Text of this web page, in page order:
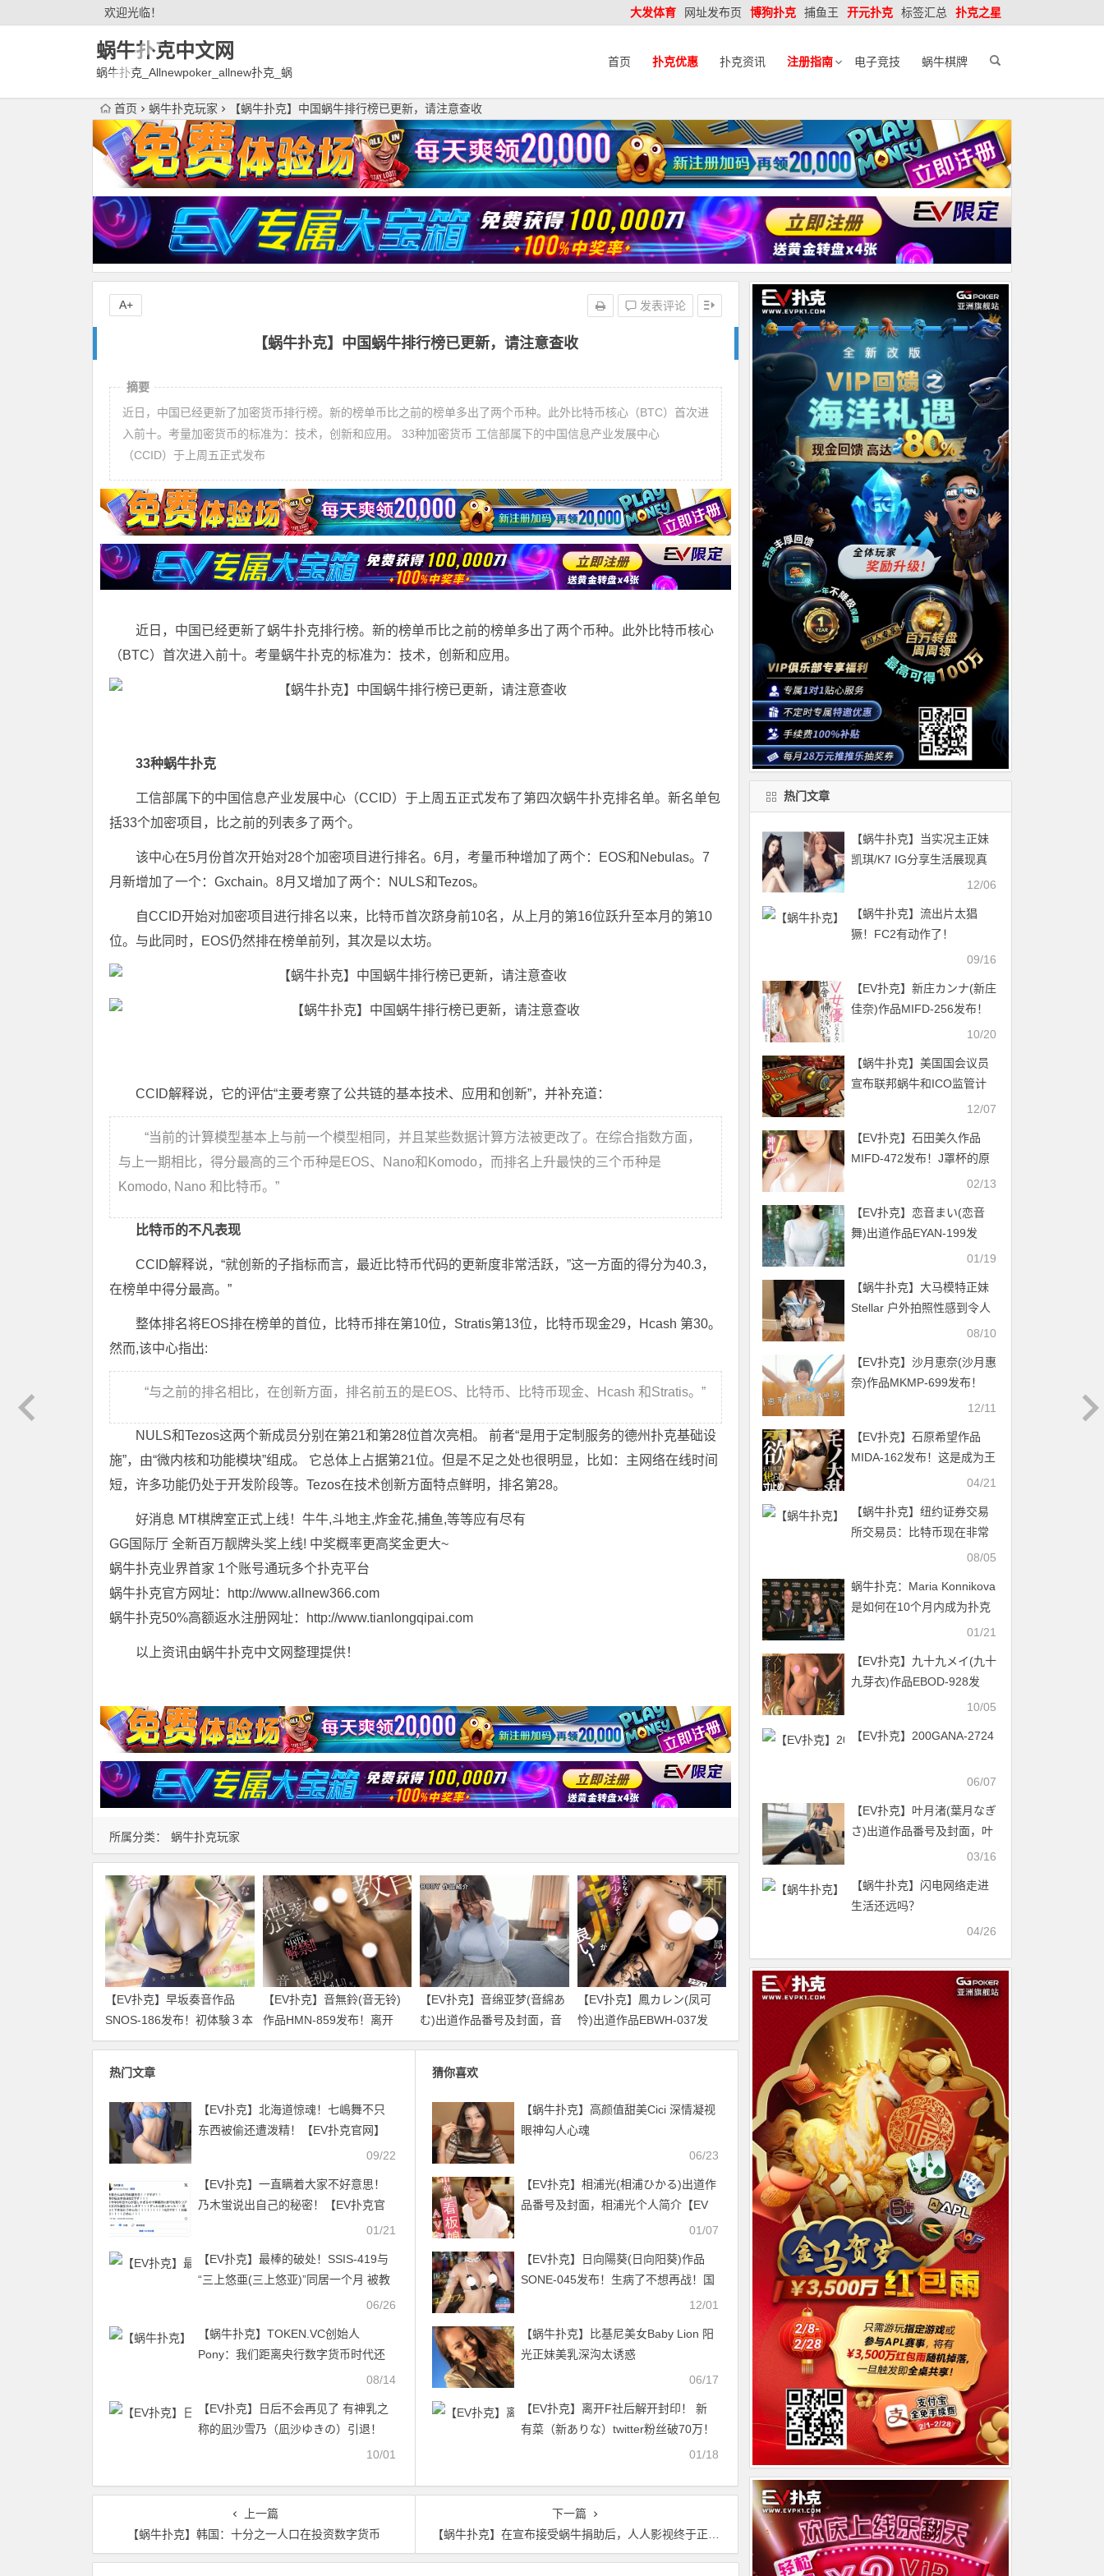
欢迎光临！ 大发体育 网址发布页 博狗扑克 捕鱼王 开元扑克 标签汇总 扑克之星
蜗牛扑克中文网
蜗牛扑克_Allnewpoker_allnew扑克_蜗
首页 扑克优惠 扑克资讯 注册指南 电子竞技 蜗牛棋牌
首页 蜗牛扑克玩家 【蜗牛扑克】中国蜗牛排行榜已更新，请注意查收
【蜗牛扑克】中国蜗牛排行榜已更新，请注意查收
发表评论
A+
所属分类： 蜗牛扑克玩家
摘要
近日，中国已经更新了加密货币排行榜。新的榜单币比之前的榜单多出了两个币种。此外比特币核心（BTC）首次进
入前十。考量加密货币的标准为：技术，创新和应用。 33种加密货币 工信部属下的中国信息产业发展中心
（CCID）于上周五正式发布
近日，中国已经更新了蜗牛扑克排行榜。新的榜单币比之前的榜单多出了两个币种。此外比特币核心
（BTC）首次进入前十。考量蜗牛扑克的标准为：技术，创新和应用。
33种蜗牛扑克
工信部属下的中国信息产业发展中心（CCID）于上周五正式发布了第四次蜗牛扑克排名单。新名单包
括33个加密项目，比之前的列表多了两个。
该中心在5月份首次开始对28个加密项目进行排名。6月，考量币种增加了两个：EOS和Nebulas。7
月新增加了一个：Gxchain。8月又增加了两个：NULS和Tezos。
自CCID开始对加密项目进行排名以来，比特币首次跻身前10名，从上月的第16位跃升至本月的第10
位。与此同时，EOS仍然排在榜单前列，其次是以太坊。
CCID解释说，它的评估“主要考察了公共链的基本技术、应用和创新”，并补充道：
“当前的计算模型基本上与前一个模型相同，并且某些数据计算方法被更改了。在综合指数方面，
与上一期相比，得分最高的三个币种是EOS、Nano和Komodo，而排名上升最快的三个币种是
Komodo, Nano 和比特币。”
比特币的不凡表现
CCID解释说，“就创新的子指标而言，最近比特币代码的更新度非常活跃，”这一方面的得分为40.3，
在榜单中得分最高。”
整体排名将EOS排在榜单的首位，比特币排在第10位，Stratis第13位，比特币现金29，Hcash 第30。
然而,该中心指出:
“与之前的排名相比，在创新方面，排名前五的是EOS、比特币、比特币现金、Hcash 和Stratis。”
NULS和Tezos这两个新成员分别在第21和第28位首次亮相。 前者“是用于定制服务的德州扑克基础设
施”，由“微内核和功能模块”组成。 它总体上占据第21位。但是不足之处也很明显，比如：主网络在线时间
短，许多功能仍处于开发阶段等。Tezos在技术创新方面特点鲜明，排名第28。
好消息 MT棋牌室正式上线！牛牛,斗地主,炸金花,捕鱼,等等应有尽有
GG国际厅 全新百万靓牌头奖上线! 中奖概率更高奖金更大~
蜗牛扑克业界首家 1个账号通玩多个扑克平台
蜗牛扑克官方网址：http://www.allnew366.com
蜗牛扑克50%高额返水注册网址：http://www.tianlongqipai.com
以上资讯由蜗牛扑克中文网整理提供！
【EV扑克】早坂奏音作品
SNOS-186发布！初体験３本
番！他的美好BODY要被污染
【EV扑克】音無鈴(音无铃)
作品HMN-859发布！离开
S1！她被妈妈卖了中出解
【EV扑克】音绵亚梦(音綿あ
む)出道作品番号及封面，音
绵亚梦个人简介【EV扑克官
【EV扑克】鳳カレン(凤可
怜)出道作品EBWH-037发
布！身材火辣作风剽悍的辣
热门文章
【EV扑克】北海道惊魂！七嶋舞不只
东西被偷还遭泼精！【EV扑克官网】
09/22
【EV扑克】一直瞒着大家不好意思！
乃木蛍说出自己的秘密！【EV扑克官
01/21
【EV扑克】最棒的破处！SSIS-419与
“三上悠亜(三上悠亚)”同居一个月 被教
06/26
【蜗牛扑克】TOKEN.VC创始人
Pony：我们距离央行数字货币时代还
08/14
【EV扑克】日后不会再见了 有神乳之
称的凪沙雪乃（凪沙ゆきの）引退！
10/01
猜你喜欢
【蜗牛扑克】高颜值甜美Cici 深情凝视
眼神勾人心魂
06/23
【EV扑克】相浦光(相浦ひかる)出道作
品番号及封面，相浦光个人简介【EV
01/07
【EV扑克】日向陽葵(日向阳葵)作品
SONE-045发布！生病了不想再战！国
宝级Body的她没片啦！【EV扑克官12/01
【蜗牛扑克】比基尼美女Baby Lion 阳
光正妹美乳深沟太诱惑
06/17
【EV扑克】离开F社后解开封印！ 新
有菜（新ありな）twitter粉丝破70万！
01/18
上一篇
【蜗牛扑克】韩国：十分之一人口在投资数字货币
下一篇
【蜗牛扑克】在宣布接受蜗牛捐助后，人人影视终于正式进军扑克了
热门文章
【蜗牛扑克】当实况主正妹
凯琪/K7 IG分享生活展现真
12/06
【蜗牛扑克】流出片太猖
獗！FC2有动作了！
09/16
【EV扑克】新庄カンナ(新庄
佳奈)作品MIFD-256发布！
面试100家公司都失败的
惑美乳」终于当上女优！
【EV扑克官网】
10/20
【蜗牛扑克】美国国会议员
宣布联邦蜗牛和ICO监管计
12/07
【EV扑克】石田美久作品
MIFD-472发布！J罩杯的原
S级美少女？！再出道的真实
02/13
【EV扑克】恋音まい(恋音
舞)出道作品EYAN-199发
布！F罩杯的风俗强者！两年
优的巨炮征服了！【EV扑克
官网】
01/19
【蜗牛扑克】大马模特正妹
Stellar 户外拍照性感到令人
08/10
【EV扑克】沙月恵奈(沙月惠
奈)作品MKMP-699发布！
KMP第四助拳人曝光！自称
网】
12/11
【EV扑克】石原希望作品
MIDA-162发布！这是成为王
牌的必经之路！于是她戴上
04/21
【蜗牛扑克】纽约证券交易
所交易员：比特币现在非常
08/05
蜗牛扑克：Maria Konnikova
是如何在10个月内成为扑克
01/21
【EV扑克】九十九メイ(九十
九芽衣)作品EBOD-928发
布！172公分G罩杯、国际线
10/05
【EV扑克】200GANA-2724
06/07
【EV扑克】叶月渚(葉月なぎ
さ)出道作品番号及封面，叶
月渚个人简介【EV扑克官03/16
【蜗牛扑克】闪电网络走进
生活还远吗？
04/26